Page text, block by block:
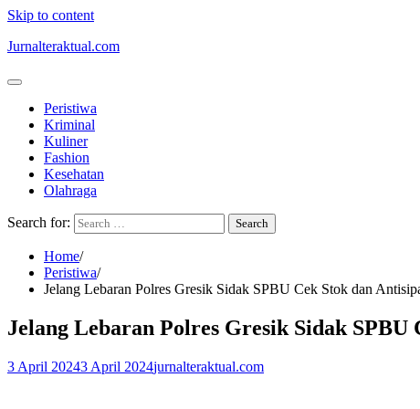
Skip to content
Jurnalteraktual.com
Peristiwa
Kriminal
Kuliner
Fashion
Kesehatan
Olahraga
Search for:
Home
Peristiwa
Jelang Lebaran Polres Gresik Sidak SPBU Cek Stok dan
Jelang Lebaran Polres Gresik Sidak
3 April 20243 April 2024jurnalteraktual.com